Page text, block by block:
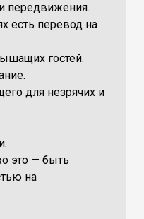
передвижения.
есть перевод на
гостей.
для незрячих и
это — быть
на